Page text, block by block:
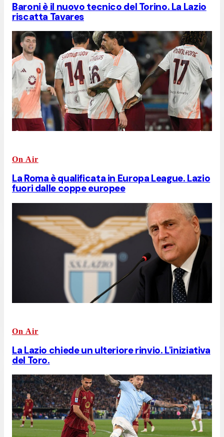
Baroni è il nuovo tecnico del Torino. La Lazio
riscatta Tavares
On Air
La Roma è qualificata in Europa League. Lazio
fuori dalle coppe europee
On Air
La Lazio chiede un ulteriore rinvio. L'iniziativa
del Toro.